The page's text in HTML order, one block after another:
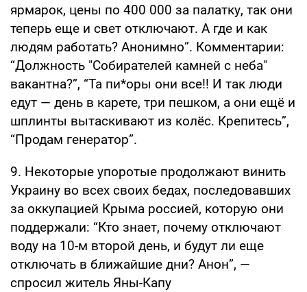
ярмарок, цены по 400 000 за палатку, так они
теперь еще и свет отключают. А где и как
людям работать? Анонимно”. Комментарии:
“Должность "Собирателей камней с неба"
вакантна?”, “Та пи*оры они все!! И так люди
едут — день в карете, три пешком, а они ещё и
шплинты вытаскивают из колёс. Крепитесь”,
“Продам генератор”.
9. Некоторые упоротые продолжают винить
Украину во всех своих бедах, последовавших
за оккупацией Крыма россией, которую они
поддержали: “Кто знает, почему отключают
воду на 10-м второй день, и будут ли еще
отключать в ближайшие дни? Анон”, —
спросил житель Яны-Капу